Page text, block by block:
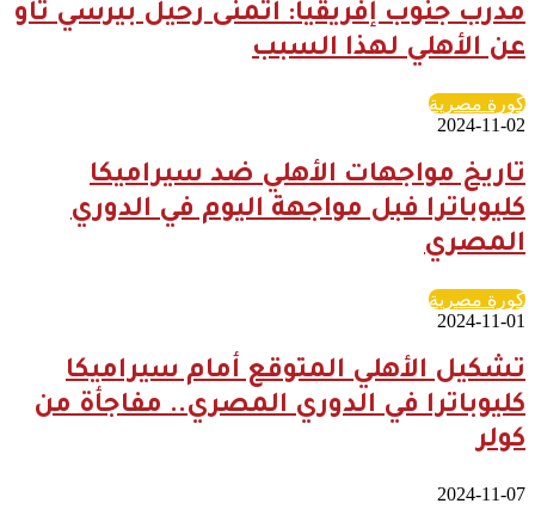
مدرب جنوب إفريقيا: أتمنى رحيل بيرسي تاو
عن الأهلي لهذا السبب
كورة مصرية
2024-11-02
تاريخ مواجهات الأهلي ضد سيراميكا
كليوباترا فبل مواجهة اليوم في الدوري
المصري
كورة مصرية
2024-11-01
تشكيل الأهلي المتوقع أمام سيراميكا
كليوباترا في الدوري المصري.. مفاجأة من
كولر
2024-11-07